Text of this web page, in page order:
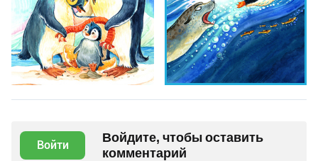
Войти
Войдите, чтобы оставить
комментарий